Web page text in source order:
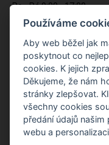
Po - Pá 9:00 - 17:00
(12:00 - 12:30 pauza)
Napište nám kdykoliv!
info@apiso.cz
Používáme
Aby web běžel jak
poskytnout co
cookies. K jejich
Děkujeme, že nám
stránky zlepšovat.
všechny cookies
předání údajů
webu a